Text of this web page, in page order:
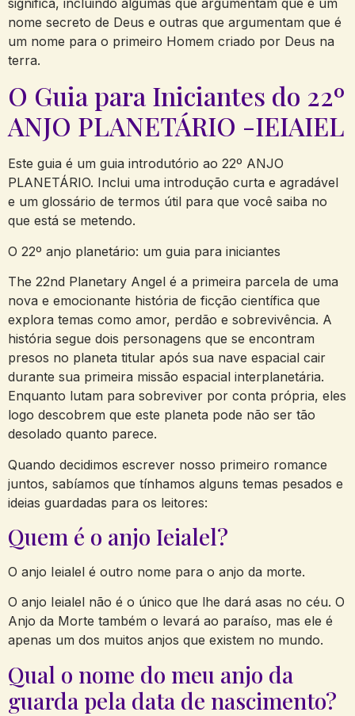
significa, incluindo algumas que argumentam que é um
nome secreto de Deus e outras que argumentam que é
um nome para o primeiro Homem criado por Deus na
terra.
O Guia para Iniciantes do 22º
ANJO PLANETÁRIO -IEIAIEL
Este guia é um guia introdutório ao 22º ANJO
PLANETÁRIO. Inclui uma introdução curta e agradável
e um glossário de termos útil para que você saiba no
que está se metendo.
O 22º anjo planetário: um guia para iniciantes
The 22nd Planetary Angel é a primeira parcela de uma
nova e emocionante história de ficção científica que
explora temas como amor, perdão e sobrevivência. A
história segue dois personagens que se encontram
presos no planeta titular após sua nave espacial cair
durante sua primeira missão espacial interplanetária.
Enquanto lutam para sobreviver por conta própria, eles
logo descobrem que este planeta pode não ser tão
desolado quanto parece.
Quando decidimos escrever nosso primeiro romance
juntos, sabíamos que tínhamos alguns temas pesados e
ideias guardadas para os leitores:
Quem é o anjo Ieialel?
O anjo Ieialel é outro nome para o anjo da morte.
O anjo Ieialel não é o único que lhe dará asas no céu. O
Anjo da Morte também o levará ao paraíso, mas ele é
apenas um dos muitos anjos que existem no mundo.
Qual o nome do meu anjo da
guarda pela data de nascimento?